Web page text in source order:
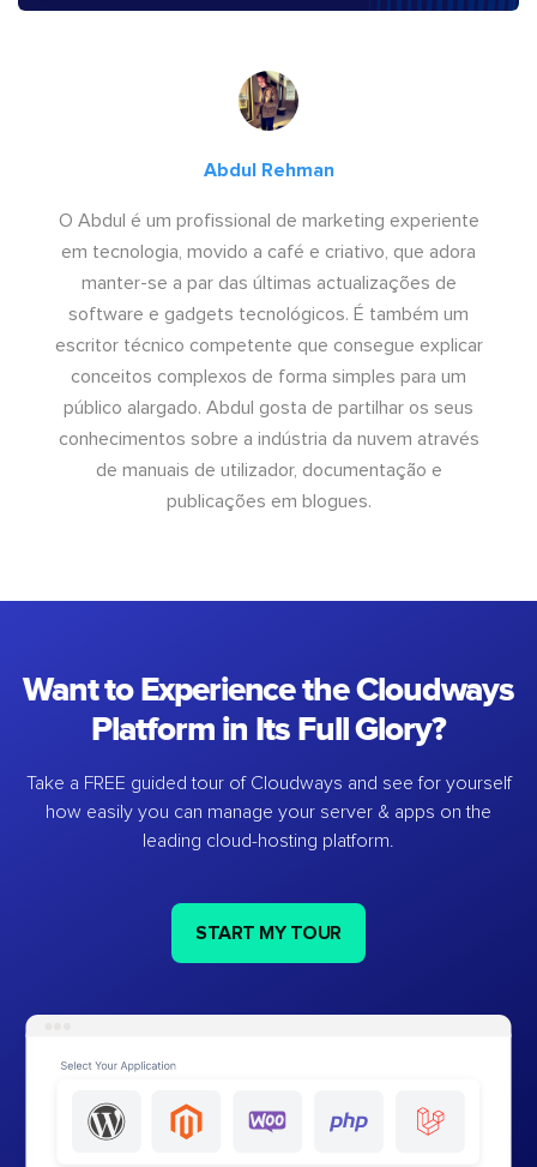
Abdul Rehman
O Abdul é um profissional de marketing experiente
em tecnologia, movido a café e criativo, que adora
manter-se a par das últimas actualizações de
software e gadgets tecnológicos. É também um
escritor técnico competente que consegue explicar
conceitos complexos de forma simples para um
público alargado. Abdul gosta de partilhar os seus
conhecimentos sobre a indústria da nuvem através
de manuais de utilizador, documentação e
publicações em blogues.
Want to Experience the Cloudways
Platform in Its Full Glory?
Take a FREE guided tour of Cloudways and see for yourself
how easily you can manage your server & apps on the
leading cloud-hosting platform.
START MY TOUR